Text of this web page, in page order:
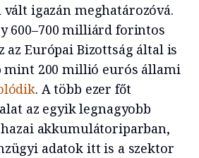
vált igazán meghatározóvá.
600–700 milliárd forintos
az Európai Bizottság által is
mint 200 millió eurós állami
. A több ezer főt
az egyik legnagyobb
akkumulátoriparban,
adatok itt is a szektor